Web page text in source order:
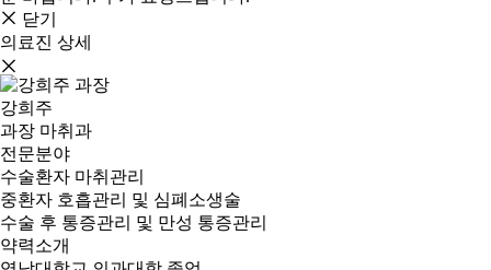
닫기
의료진 상세
강희주
과장 마취과
전문분야
수술환자 마취관리
중환자 호흡관리 및 심폐소생술
수술 후 통증관리 및 만성 통증관리
약력소개